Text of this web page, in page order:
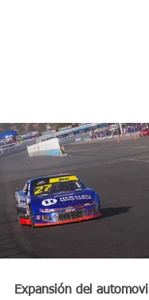
Expansión del